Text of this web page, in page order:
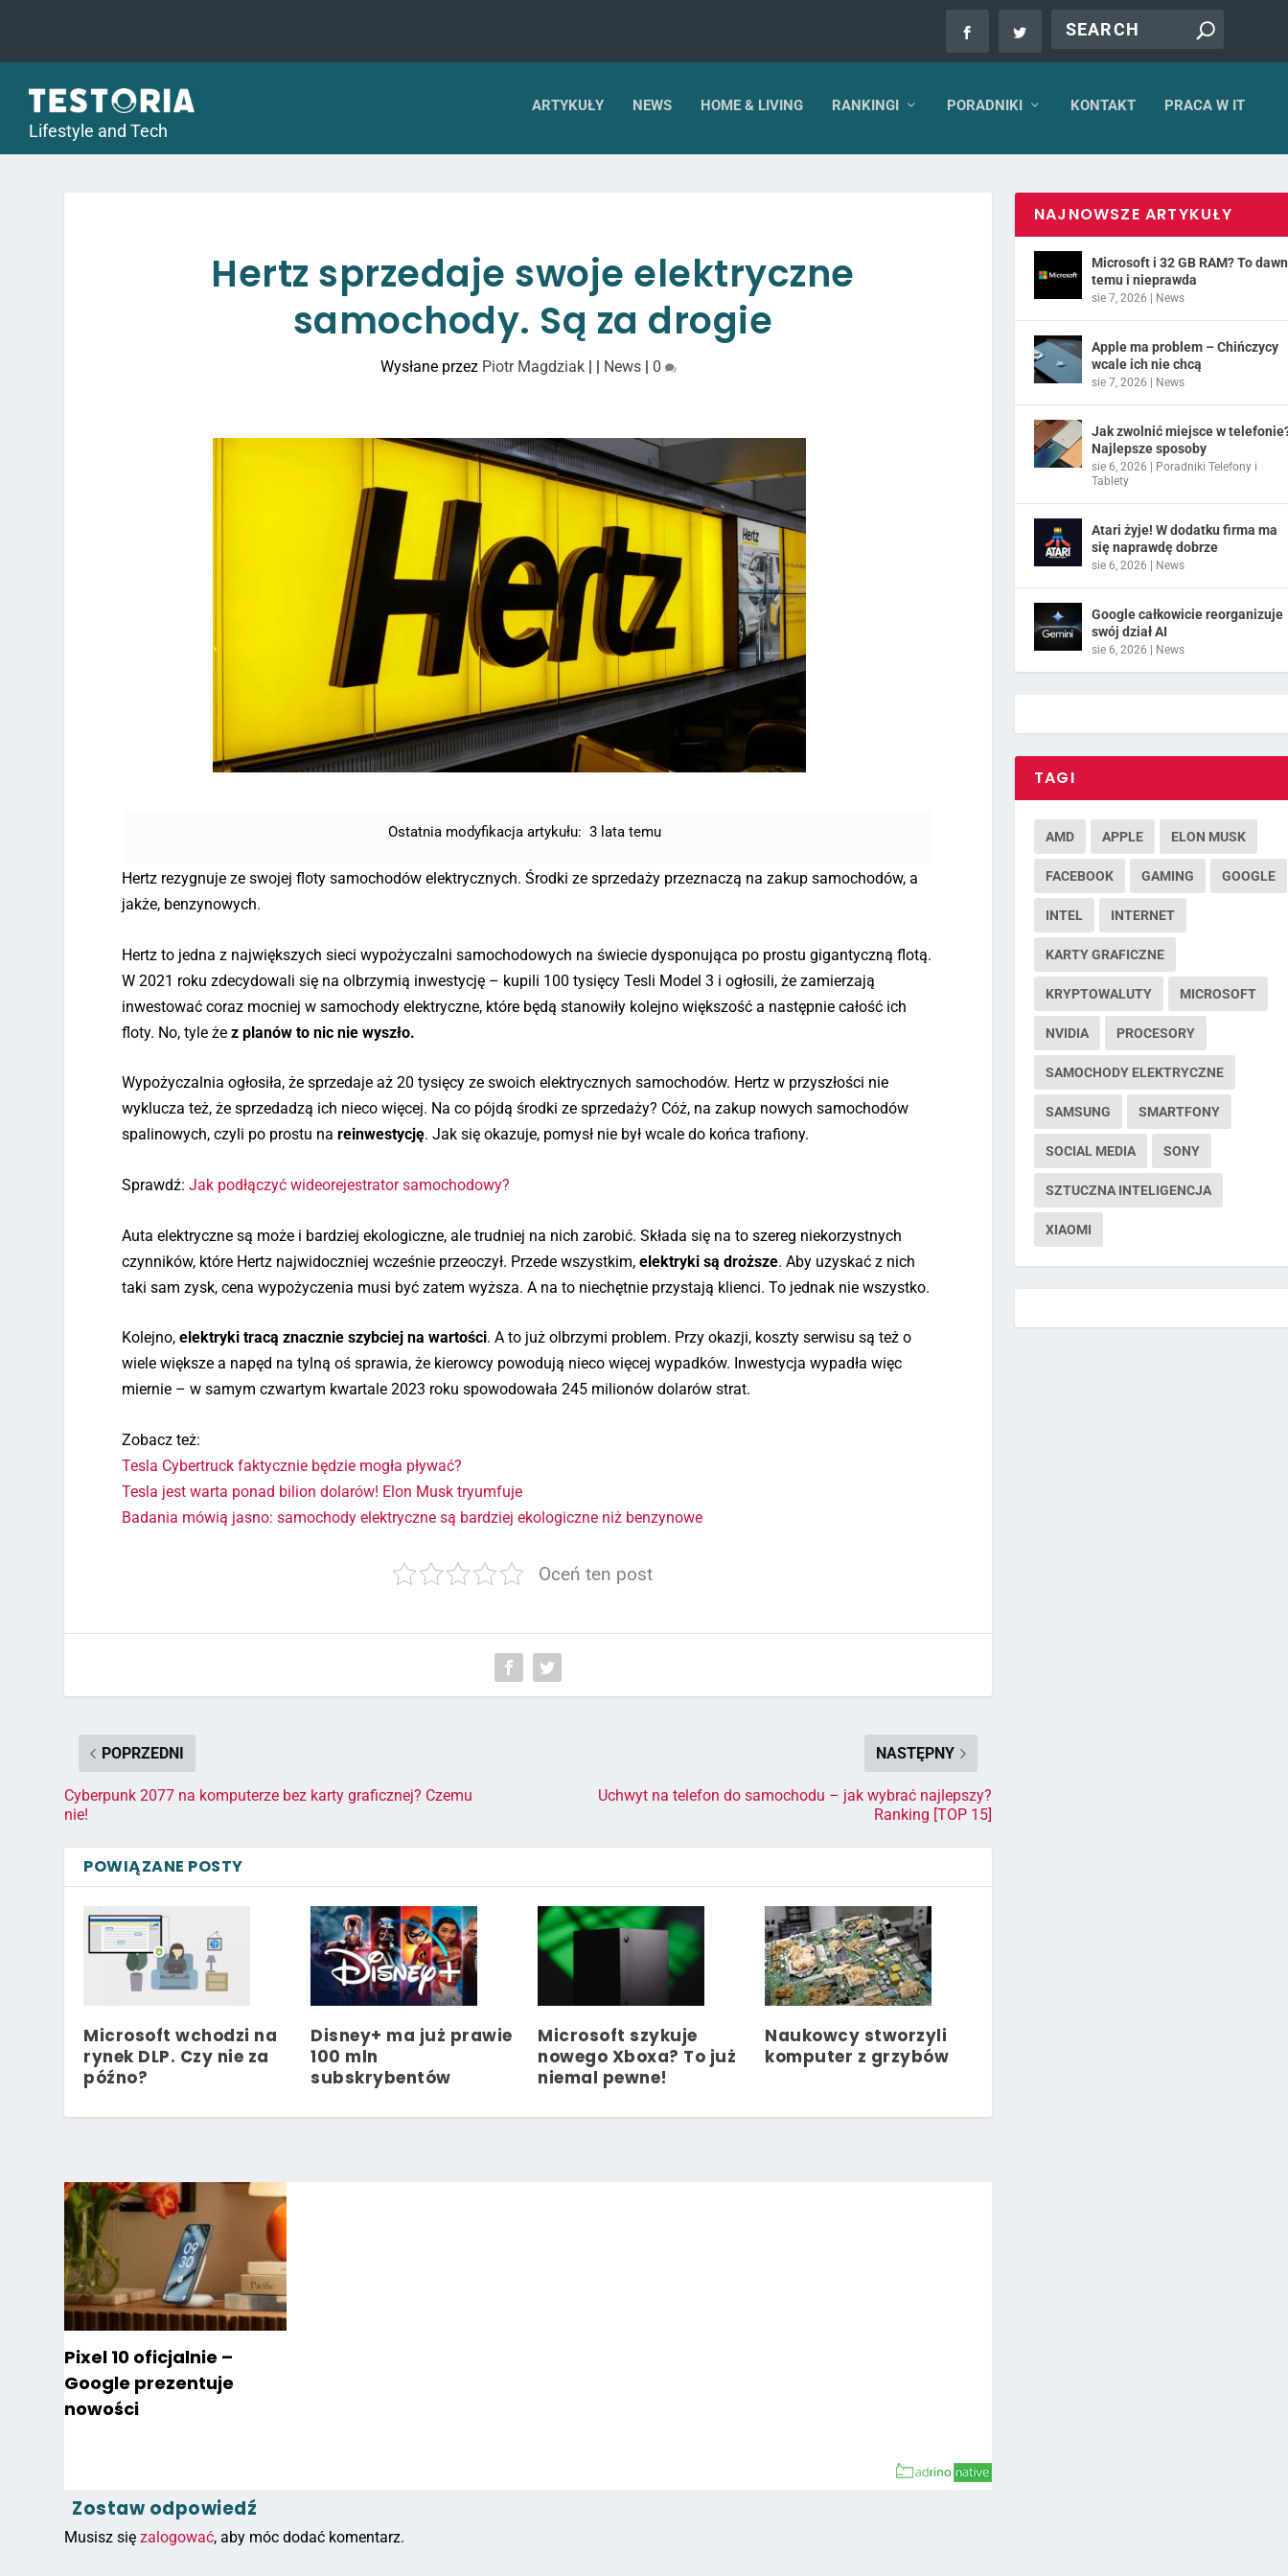
Lifestyle and Tech
ARTYKUŁY NEWS HOME & LIVING RANKINGI PORADNIKI KONTAKT PRACA W IT
Hertz sprzedaje swoje elektryczne
samochody. Są za drogie
Wysłane przez Piotr Magdziak| | News| 0
Ostatnia modyfikacja artykułu: 3 lata temu
Hertz rezygnuje ze swojej floty samochodów elektrycznych. Środki ze sprzedaży przeznaczą na zakup samochodów, a
jakże, benzynowych.
Hertz to jedna z największych sieci wypożyczalni samochodowych na świecie dysponująca po prostu gigantyczną flotą.
W 2021 roku zdecydowali się na olbrzymią inwestycję – kupili 100 tysięcy Tesli Model 3 i ogłosili, że zamierzają
inwestować coraz mocniej w samochody elektryczne, które będą stanowiły kolejno większość a następnie całość ich
floty. No, tyle że z planów to nic nie wyszło.
Wypożyczalnia ogłosiła, że sprzedaje aż 20 tysięcy ze swoich elektrycznych samochodów. Hertz w przyszłości nie
wyklucza też, że sprzedadzą ich nieco więcej. Na co pójdą środki ze sprzedaży? Cóż, na zakup nowych samochodów
spalinowych, czyli po prostu nareinwestycję. Jak się okazuje, pomysł nie był wcale do końca trafiony.
Sprawdź:Jak podłączyć wideorejestrator samochodowy?
Auta elektryczne są może i bardziej ekologiczne, ale trudniej na nich zarobić. Składa się na to szereg niekorzystnych
czynników, które Hertz najwidoczniej wcześnie przeoczył. Przede wszystkim,elektryki są droższe. Aby uzyskać z nich
taki sam zysk, cena wypożyczenia musi być zatem wyższa. A na to niechętnie przystają klienci. To jednak nie wszystko.
Kolejno, elektryki tracą znacznie szybciej na wartości. A to już olbrzymi problem. Przy okazji, koszty serwisu są też o
wiele większe a napęd na tylną oś sprawia, że kierowcy powodują nieco więcej wypadków. Inwestycja wypadła więc
miernie – w samym czwartym kwartale 2023 roku spowodowała 245 milionów dolarów strat.
Zobacz też:
Tesla Cybertruck faktycznie będzie mogła pływać?
Tesla jest warta ponad bilion dolarów! Elon Musk tryumfuje
Badania mówią jasno: samochody elektryczne są bardziej ekologiczne niż benzynowe
Oceń ten post
POPRZEDNI
Cyberpunk 2077 na komputerze bez karty graficznej? Czemu
nie!
NASTĘPNY
Uchwyt na telefon do samochodu – jak wybrać najlepszy?
Ranking [TOP 15]
POWIĄZANE POSTY
Microsoft wchodzi na
rynek DLP. Czy nie za
późno?
Disney+ ma już prawie
100 mln
subskrybentów
Microsoft szykuje
nowego Xboxa? To już
niemal pewne!
Naukowcy stworzyli
komputer z grzybów
Pixel 10 oficjalnie –
Google prezentuje
nowości
Zostaw odpowiedź
Musisz sięzalogować, aby móc dodać komentarz.
NAJNOWSZE ARTYKUŁY
Microsoft i 32 GB RAM? To
temu i nieprawda
sie 7, 2026 | News
Apple ma problem – Chińczycy
wcale ich nie chcą
sie 7, 2026 | News
Jak zwolnić miejsce w
Najlepsze sposoby
sie 6, 2026 | Poradniki Telefony i
Tablety
Atari żyje! W dodatku firma ma
się naprawdę dobrze
sie 6, 2026 | News
Google całkowicie reorganizuje
swój dział AI
sie 6, 2026 | News
TAGI
AMD APPLE ELON MUSK
FACEBOOK GAMING GOOGLE
INTEL INTERNET
KARTY GRAFICZNE
KRYPTOWALUTY MICROSOFT
NVIDIA PROCESORY
SAMOCHODY ELEKTRYCZNE
SAMSUNG SMARTFONY
SOCIAL MEDIA SONY
SZTUCZNA INTELIGENCJA
XIAOMI